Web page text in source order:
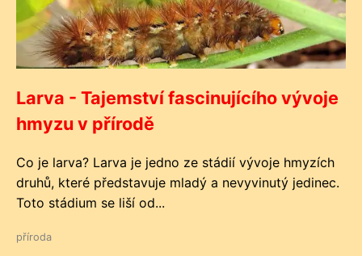
Larva - Tajemství fascinujícího vývoje
hmyzu v přírodě
Co je larva? Larva je jedno ze stádií vývoje hmyzích
druhů, které představuje mladý a nevyvinutý jedinec.
Toto stádium se liší od...
příroda